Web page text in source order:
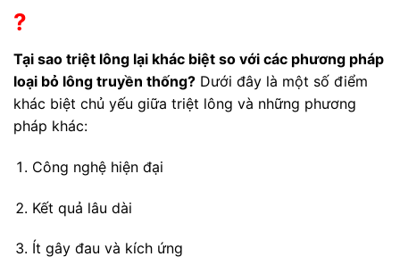
?
Tại sao triệt lông lại khác biệt so với các phương pháp
loại bỏ lông truyền thống? Dưới đây là một số điểm
khác biệt chủ yếu giữa triệt lông và những phương
pháp khác:
Công nghệ hiện đại
Kết quả lâu dài
Ít gây đau và kích ứng